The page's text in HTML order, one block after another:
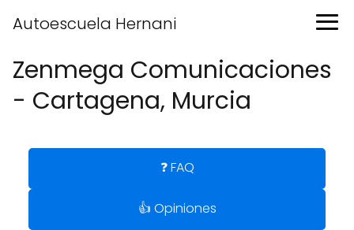
Autoescuela Hernani
Zenmega Comunicaciones
- Cartagena, Murcia
❓ FAQ
👍 Opiniones